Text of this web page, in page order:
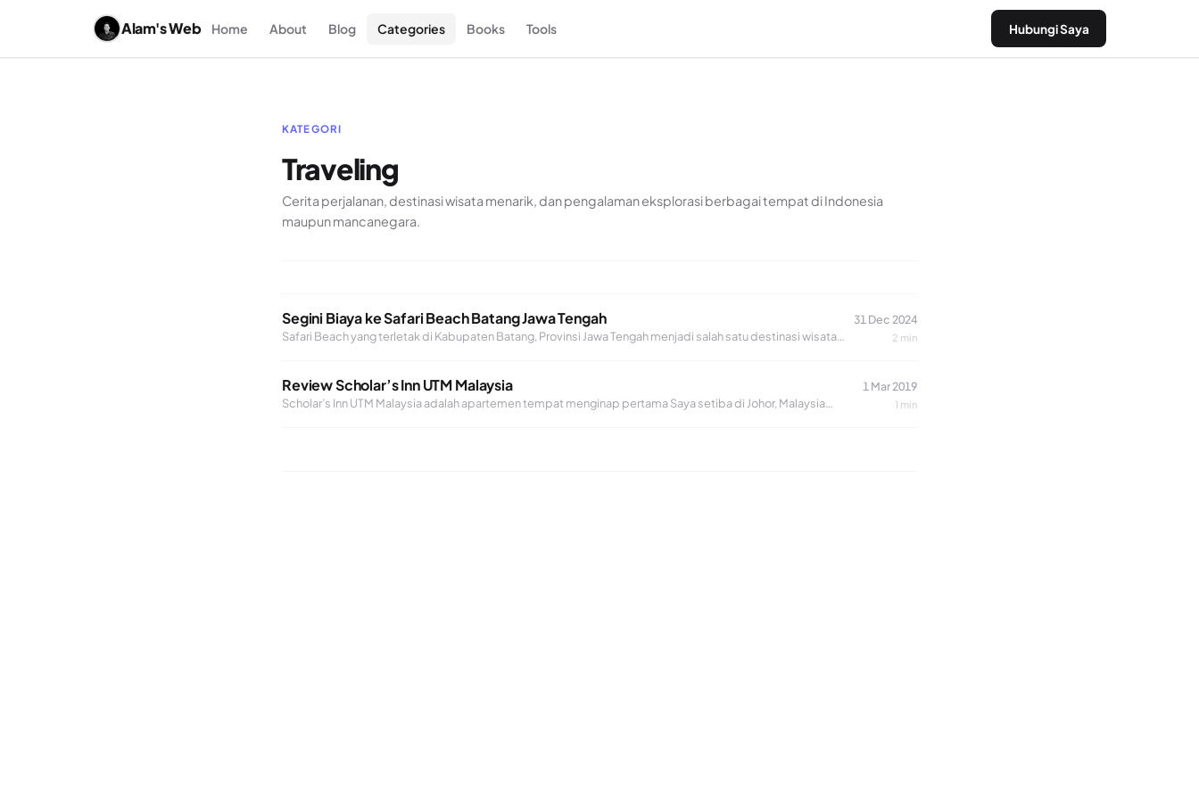
Alam's Web Home About Blog Categories Books Tools Hubungi Saya
KATEGORI
Traveling
Cerita perjalanan, destinasi wisata menarik, dan pengalaman eksplorasi berbagai tempat di Indonesia
maupun mancanegara.
Segini Biaya ke Safari Beach Batang Jawa Tengah
Safari Beach yang terletak di Kabupaten Batang, Provinsi Jawa Tengah menjadi salah satu destinasi wisata…
31 Dec 2024
2 min
Review Scholar’s Inn UTM Malaysia
Scholar’s Inn UTM Malaysia adalah apartemen tempat menginap pertama Saya setiba di Johor, Malaysia
1 Mar 2019
1 min